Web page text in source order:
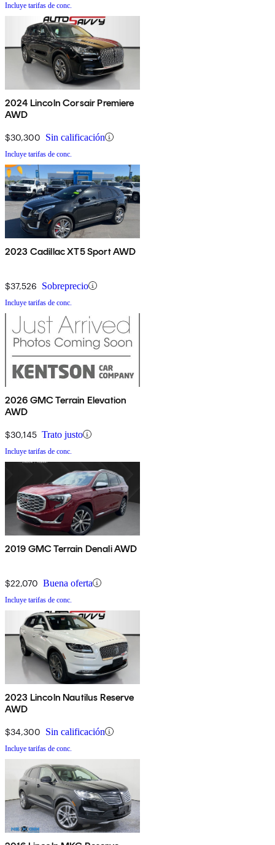
Incluye tarifas de conc.
2024 Lincoln Corsair Premiere
AWD
$30,300 Sin calificación
Incluye tarifas de conc.
2023 Cadillac XT5 Sport AWD
$37,526 Sobreprecio
Incluye tarifas de conc.
2026 GMC Terrain Elevation
AWD
$30,145 Trato justo
Incluye tarifas de conc.
2019 GMC Terrain Denali AWD
$22,070 Buena oferta
Incluye tarifas de conc.
2023 Lincoln Nautilus Reserve
AWD
$34,300 Sin calificación
Incluye tarifas de conc.